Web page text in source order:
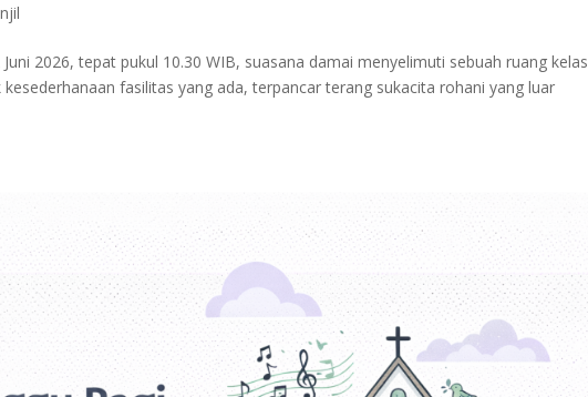
2026, tepat pukul 10.30 WIB, suasana damai menyelimuti sebuah ruang kelas
fasilitas yang ada, terpancar terang sukacita rohani yang luar